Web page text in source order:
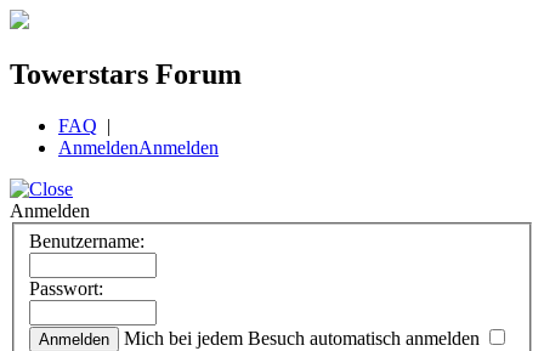
Towerstars Forum
FAQ |
AnmeldenAnmelden
Anmelden
Benutzername:
Passwort:
Mich bei jedem Besuch automatisch anmelden